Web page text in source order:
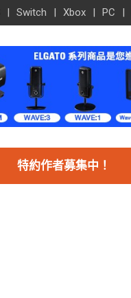
Switch Xbox PC
特約作者募集中！